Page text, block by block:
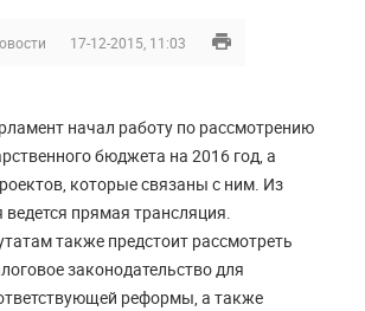
17-12-2015, 11:03
начал работу по рассмотрению
бюджета на 2016 год, а
которые связаны с ним. Из
ведется прямая трансляция.
также предстоит рассмотреть
законодательство для
реформы, а также